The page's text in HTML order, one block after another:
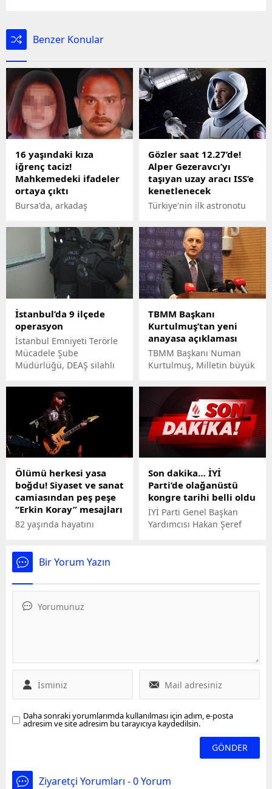
Benzer Konular
16 yaşındaki kıza
iğrenç taciz!
Mahkemedeki ifadeler
ortaya çıktı
Bursa'da, arkadaş
sonra gittikleri evde C.Ç.
(16) adlı kıza cinsel
istismarda bulunduğu
iddia edilen İlker Sertel
(37) için istenen ceza belli
olurken mahkemedeki
ifadeler de ortaya çıktı.
Gözler saat 12.27’de!
Alper Gezeravcı’yı
taşıyan uzay aracı ISS’e
kenetlenecek
Türkiye'nin ilk astronotu
taşıyan uzay aracının
bugün saat 12.27'de
Uluslararası Uzay
İstasyonu'na (ISS)
kenetlenmesi bekleniyor.
İstanbul’da 9 ilçede
operasyon
İstanbul Emniyeti Terörle
Mücadele Şube
Müdürlüğü, DEAŞ silahlı
İstanbul'daki
bağlantılarının tespit
edilmesi için çalışma
başlattı.
TBMM Başkanı
Kurtulmuş’tan yeni
anayasa açıklaması
TBMM Başkanı Numan
Kurtulmuş, Milletin büyük
oldu, içimizde sindi'
dediği yeni bir anayasayı
inşallah bu millete birlikte
kazandıracağız. dedi.
Ölümü herkesi yasa
boğdu! Siyaset ve sanat
camiasından peş peşe
“Erkin Koray” mesajları
82 yaşında hayatını
Erkin Korayın ölümü sanat
dünyasını yasa boğdu.
Siyasiler ve ünlü isimler
peşe taziye mesajları
Son dakika… İYİ
Parti’de olağanüstü
kongre tarihi belli oldu
İYİ Parti Genel Başkan
Yardımcısı Hakan Şeref
açıkladı.
Bir Yorum Yazın
Daha sonraki yorumlarımda kullanılması için adım, e-posta
adresim ve site adresim bu tarayıcıya kaydedilsin.
Ziyaretçi Yorumları - 0 Yorum